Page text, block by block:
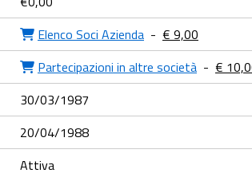
Elenco Soci Azienda - € 9,00
Partecipazioni in altre società - €
30/03/1987
20/04/1988
Attiva